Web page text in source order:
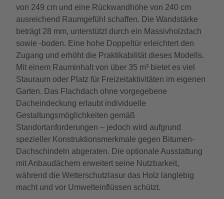
von 249 cm und eine Rückwandhöhe von 240 cm
ausreichend Raumgefühl schaffen. Die Wandstärke
beträgt 28 mm, unterstützt durch ein Massivholzdach
sowie -boden. Eine hohe Doppeltür erleichtert den
Zugang und erhöht die Praktikabilität dieses Modells.
Mit einem Rauminhalt von über 35 m³ bietet es viel
Stauraum oder Platz für Freizeitaktivitäten im eigenen
Garten. Das Flachdach ohne vorgegebene
Dacheindeckung erlaubt individuelle
Gestaltungsmöglichkeiten gemäß
Standortanforderungen – jedoch wird aufgrund
spezieller Konstruktionsmerkmale gegen Bitumen-
Dachschindeln abgeraten. Die optionale Ausstattung
mit Anbaudächern erweitert seine Nutzbarkeit,
während die Wetterschutzlasur das Holz langlebig
macht und vor Umwelteinflüssen schützt.